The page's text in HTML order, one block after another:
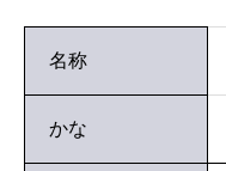
名称
かな